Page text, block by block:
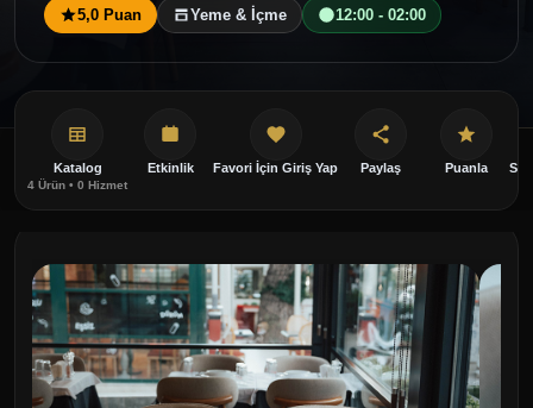
5,0 Puan Yeme & İçme 12:00 - 02:00
Katalog
4 Ürün • 0 Hizmet
Etkinlik Favori İçin Giriş Yap Paylaş Puanla